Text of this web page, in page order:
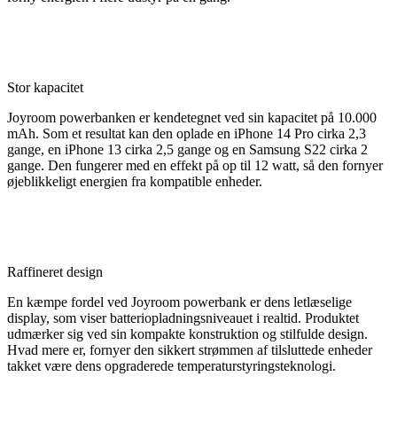
Stor kapacitet
Joyroom powerbanken er kendetegnet ved sin kapacitet på 10.000
mAh. Som et resultat kan den oplade en iPhone 14 Pro cirka 2,3
gange, en iPhone 13 cirka 2,5 gange og en Samsung S22 cirka 2
gange. Den fungerer med en effekt på op til 12 watt, så den fornyer
øjeblikkeligt energien fra kompatible enheder.
Raffineret design
En kæmpe fordel ved Joyroom powerbank er dens letlæselige
display, som viser batteriopladningsniveauet i realtid. Produktet
udmærker sig ved sin kompakte konstruktion og stilfulde design.
Hvad mere er, fornyer den sikkert strømmen af tilsluttede enheder
takket være dens opgraderede temperaturstyringsteknologi.